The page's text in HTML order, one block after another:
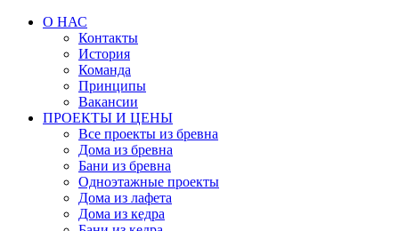
О НАС
Контакты
История
Команда
Принципы
Вакансии
ПРОЕКТЫ И ЦЕНЫ
Все проекты из бревна
Дома из бревна
Бани из бревна
Одноэтажные проекты
Дома из лафета
Дома из кедра